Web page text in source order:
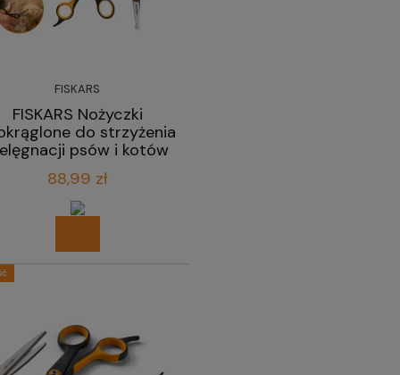
FISKARS
FISKARS Nożyczki
do strzyżenia
psów i kotów
88,99 zł